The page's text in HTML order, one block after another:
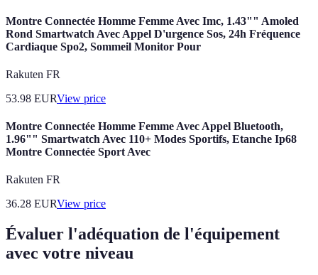
Montre Connectée Homme Femme Avec Imc, 1.43"" Amoled
Rond Smartwatch Avec Appel D'urgence Sos, 24h Fréquence
Cardiaque Spo2, Sommeil Monitor Pour
Rakuten FR
53.98 EURView price
Montre Connectée Homme Femme Avec Appel Bluetooth,
1.96"" Smartwatch Avec 110+ Modes Sportifs, Etanche Ip68
Montre Connectée Sport Avec
Rakuten FR
36.28 EURView price
Évaluer l'adéquation de l'équipement
avec votre niveau